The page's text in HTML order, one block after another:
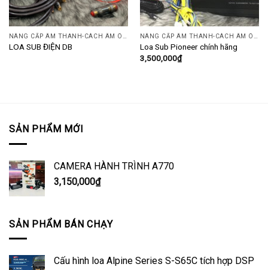
LOA SUB ĐIỆN DB
Loa Sub Pioneer chính hãng
3,500,000₫
SẢN PHẨM MỚI
CAMERA HÀNH TRÌNH A770
3,150,000₫
SẢN PHẨM BÁN CHẠY
Cấu hình loa Alpine Series S-S65C tích hợp DSP